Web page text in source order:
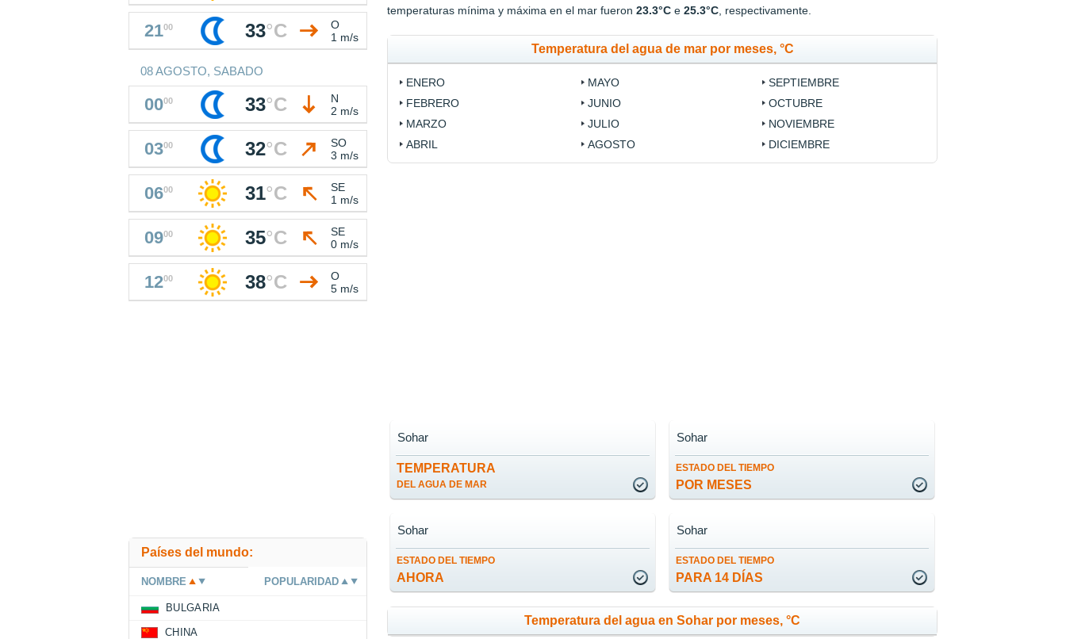
temperaturas mínima y máxima en el mar fueron23.3°C e25.3°C , respectivamente.
Temperatura del agua de mar por meses, °C
ENERO
FEBRERO
MARZO
ABRIL
MAYO
JUNIO
JULIO
AGOSTO
SEPTIEMBRE
OCTUBRE
NOVIEMBRE
DICIEMBRE
TEMPERATURA
DEL AGUA DE MAR
Sohar
ESTADO DEL TIEMPO
POR MESES
Sohar
ESTADO DEL TIEMPO
AHORA
Sohar
ESTADO DEL TIEMPO
PARA 14 DÍAS
Sohar
Temperatura del agua en Sohar por meses, °C
2100 33°C
O
1 m/s
08 AGOSTO, SABADO
0000 33°C
N
2 m/s
0300 32°C
SO
3 m/s
0600 31°C
SE
1 m/s
0900 35°C
SE
0 m/s
1200 38°C
O
5 m/s
Países del mundo:
NOMBRE POPULARIDAD
BULGARIA
CHINA